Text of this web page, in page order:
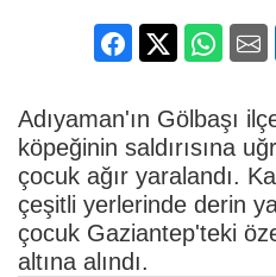
Adıyaman'ın Gölbaşı
köpeğinin saldırısına
çocuk ağır yaralandı.
çeşitli yerlerinde derin
çocuk Gaziantep'teki
altına alındı.